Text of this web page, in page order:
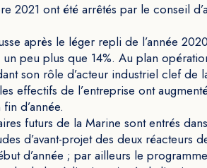
2021 ont été arrêtés par le conseil
après le léger repli de l’année
peu plus que 14%. Au plan
son rôle d’acteur industriel clef de
effectifs de l’entreprise ont
d’année.
futurs de la Marine sont entrés
d’avant-projet des deux réacteurs
d’année ; par ailleurs le